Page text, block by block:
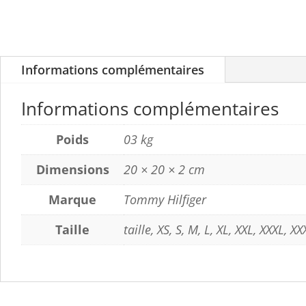
Informations complémentaires
Informations complémentaires
Poids
03 kg
Dimensions
20 × 20 × 2 cm
Marque
Tommy Hilfiger
Taille
taille, XS, S, M, L, XL, XXL, XXXL,